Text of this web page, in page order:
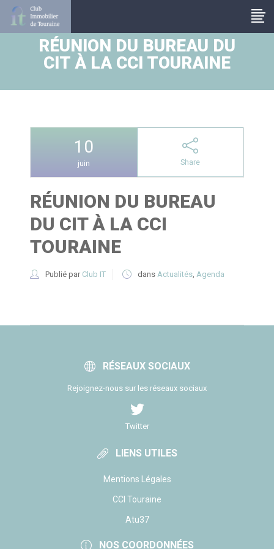
RÉUNION DU BUREAU DU
CIT À LA CCI TOURAINE
10
juin Share
RÉUNION DU BUREAU
DU CIT À LA CCI
TOURAINE
Publié par Club IT dans Actualités, Agenda
RÉSEAUX SOCIAUX
Rejoignez-nous sur les réseaux sociaux
Twitter
LIENS UTILES
Mentions Légales
CCI Touraine
Atu37
NOS COORDONNÉES
Panneau de gestion des cookies